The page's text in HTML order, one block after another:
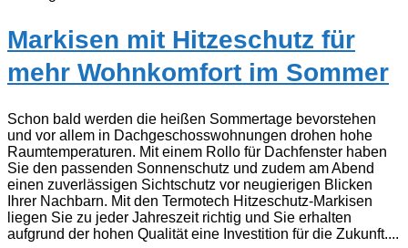
Markisen mit Hitzeschutz für
mehr Wohnkomfort im Sommer
Schon bald werden die heißen Sommertage bevorstehen
und vor allem in Dachgeschosswohnungen drohen hohe
Raumtemperaturen. Mit einem Rollo für Dachfenster haben
Sie den passenden Sonnenschutz und zudem am Abend
einen zuverlässigen Sichtschutz vor neugierigen Blicken
Ihrer Nachbarn. Mit den Termotech Hitzeschutz-Markisen
liegen Sie zu jeder Jahreszeit richtig und Sie erhalten
aufgrund der hohen Qualität eine Investition für die Zukunft....